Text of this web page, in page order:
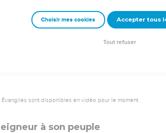
– Bibli’O, 1997, avec autorisation. Pour vous procurer une
sont disponibles en vidéo pour le moment.
à son peuple
Choisir mes cookies Accepter tous
Tout refuser